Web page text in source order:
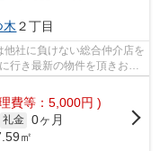
木 ２丁目
他社に負けない総合仲介店を
行き最新の物件を頂きお客
費等：5,000円 )
礼金 0ヶ月
㎡